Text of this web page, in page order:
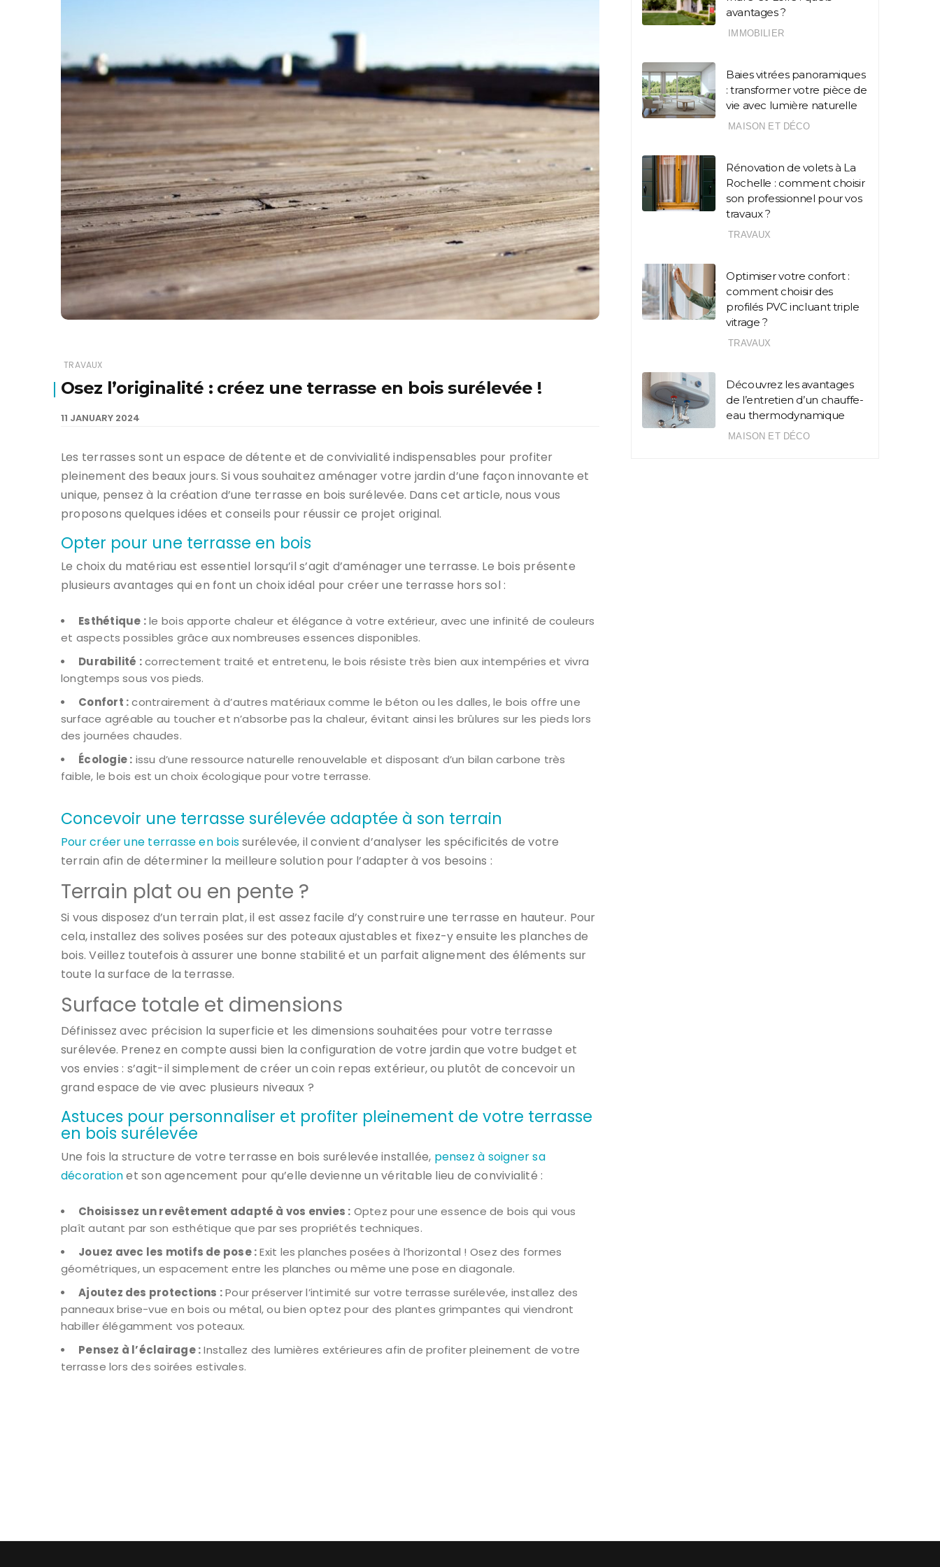
TRAVAUX
Osez l’originalité : créez une terrasse en bois surélevée !
11 JANUARY 2024
Les terrasses sont un espace de détente et de convivialité indispensables pour profiter
pleinement des beaux jours. Si vous souhaitez aménager votre jardin d’une façon innovante et
unique, pensez à la création d’une terrasse en bois surélevée. Dans cet article, nous vous
proposons quelques idées et conseils pour réussir ce projet original.
Opter pour une terrasse en bois
Le choix du matériau est essentiel lorsqu’il s’agit d’aménager une terrasse. Le bois présente
plusieurs avantages qui en font un choix idéal pour créer une terrasse hors sol :
Esthétique :le bois apporte chaleur et élégance à votre extérieur, avec une infinité de couleurs
et aspects possibles grâce aux nombreuses essences disponibles.
Durabilité :correctement traité et entretenu, le bois résiste très bien aux intempéries et vivra
longtemps sous vos pieds.
Confort :contrairement à d’autres matériaux comme le béton ou les dalles, le bois offre une
surface agréable au toucher et n’absorbe pas la chaleur, évitant ainsi les brûlures sur les pieds lors
des journées chaudes.
Écologie : issu d’une ressource naturelle renouvelable et disposant d’un bilan carbone très
faible, le bois est un choix écologique pour votre terrasse.
Concevoir une terrasse surélevée adaptée à son terrain
Pour créer une terrasse en boissurélevée, il convient d’analyser les spécificités de votre
terrain afin de déterminer la meilleure solution pour l’adapter à vos besoins :
Terrain plat ou en pente ?
Si vous disposez d’un terrain plat, il est assez facile d’y construire une terrasse en hauteur. Pour
cela, installez des solives posées sur des poteaux ajustables et fixez-y ensuite les planches de
bois. Veillez toutefois à assurer une bonne stabilité et un parfait alignement des éléments sur
toute la surface de la terrasse.
Surface totale et dimensions
Définissez avec précision la superficie et les dimensions souhaitées pour votre terrasse
surélevée. Prenez en compte aussi bien la configuration de votre jardin que votre budget et
vos envies : s’agit-il simplement de créer un coin repas extérieur, ou plutôt de concevoir un
grand espace de vie avec plusieurs niveaux ?
Astuces pour personnaliser et profiter pleinement de votre terrasse
en bois surélevée
Une fois la structure de votre terrasse en bois surélevée installée, pensez à soigner sa
décorationet son agencement pour qu’elle devienne un véritable lieu de convivialité :
Choisissez un revêtement adapté à vos envies : Optez pour une essence de bois qui vous
plaît autant par son esthétique que par ses propriétés techniques.
Jouez avec les motifs de pose :Exit les planches posées à l’horizontal ! Osez des formes
géométriques, un espacement entre les planches ou même une pose en diagonale.
Ajoutez des protections :Pour préserver l’intimité sur votre terrasse surélevée, installez des
panneaux brise-vue en bois ou métal, ou bien optez pour des plantes grimpantes qui viendront
habiller élégamment vos poteaux.
Pensez à l’éclairage :Installez des lumières extérieures afin de profiter pleinement de votre
terrasse lors des soirées estivales.
avantages ?
IMMOBILIER
Baies vitrées panoramiques
: transformer votre pièce de
vie avec lumière naturelle
MAISON ET DÉCO
Rénovation de volets à La
Rochelle : comment choisir
son professionnel pour vos
travaux ?
TRAVAUX
Optimiser votre confort :
comment choisir des
profilés PVC incluant triple
vitrage ?
TRAVAUX
Découvrez les avantages
de l’entretien d’un chauffe-
eau thermodynamique
MAISON ET DÉCO